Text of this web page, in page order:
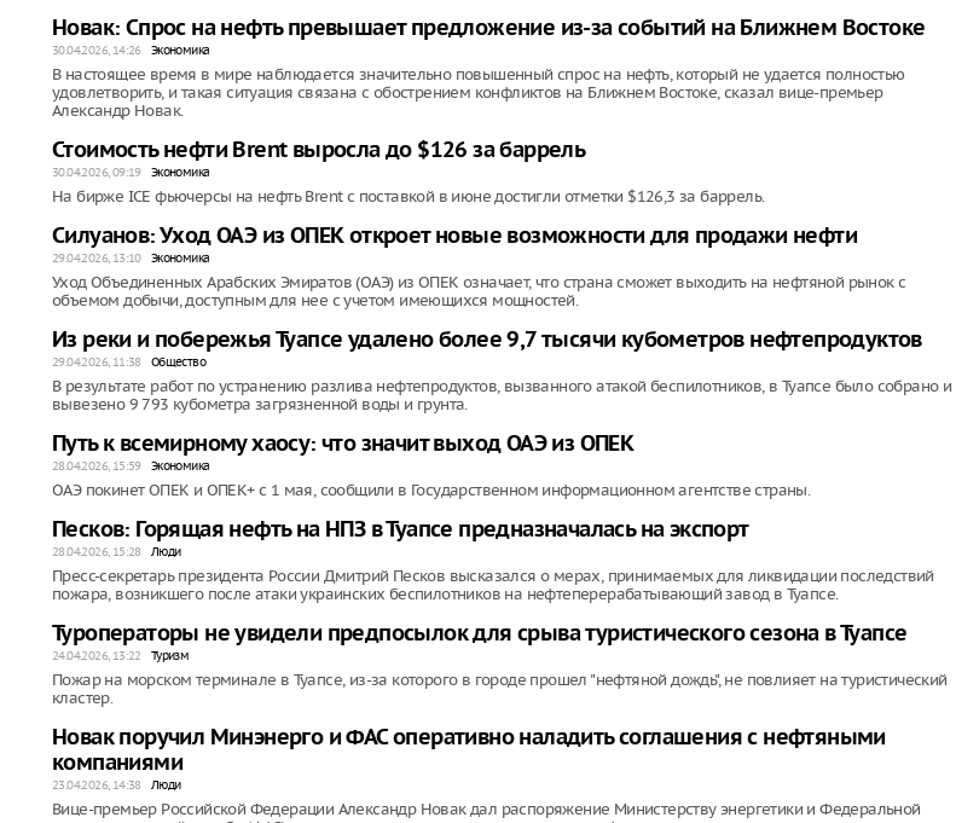
Новак: Спрос на нефть превышает предложение из-за событий на Ближнем Востоке
30.04.2026, 14:26 Экономика
В настоящее время в мире наблюдается значительно повышенный спрос на нефть, который не удается полностью
удовлетворить, и такая ситуация связана с обострением конфликтов на Ближнем Востоке, сказал вице-премьер
Александр Новак.
Стоимость нефти Brent выросла до $126 за баррель
30.04.2026, 09:19 Экономика
На бирже ICE фьючерсы на нефть Brent с поставкой в июне достигли отметки $126,3 за баррель.
Силуанов: Уход ОАЭ из ОПЕК откроет новые возможности для продажи нефти
29.04.2026, 13:10 Экономика
Уход Объединенных Арабских Эмиратов (ОАЭ) из ОПЕК означает, что страна сможет выходить на нефтяной рынок с
объемом добычи, доступным для нее с учетом имеющихся мощностей.
Из реки и побережья Туапсе удалено более 9,7 тысячи кубометров нефтепродуктов
29.04.2026, 11:38 Общество
В результате работ по устранению разлива нефтепродуктов, вызванного атакой беспилотников, в Туапсе было собрано и
вывезено 9 793 кубометра загрязненной воды и грунта.
Путь к всемирному хаосу: что значит выход ОАЭ из ОПЕК
28.04.2026, 15:59 Экономика
ОАЭ покинет ОПЕК и ОПЕК+ с 1 мая, сообщили в Государственном информационном агентстве страны.
Песков: Горящая нефть на НПЗ в Туапсе предназначалась на экспорт
28.04.2026, 15:28 Люди
Пресс-секретарь президента России Дмитрий Песков высказался о мерах, принимаемых для ликвидации последствий
пожара, возникшего после атаки украинских беспилотников на нефтеперерабатывающий завод в Туапсе.
Туроператоры не увидели предпосылок для срыва туристического сезона в Туапсе
24.04.2026, 13:22 Туризм
Пожар на морском терминале в Туапсе, из-за которого в городе прошел "нефтяной дождь", не повлияет на туристический
кластер.
Новак поручил Минэнерго и ФАС оперативно наладить соглашения с нефтяными
компаниями
23.04.2026, 14:38 Люди
Вице-премьер Российской Федерации Александр Новак дал распоряжение Министерству энергетики и Федеральной